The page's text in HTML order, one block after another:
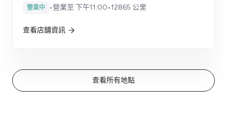
營業中 •營業至 下午11:00•12865 公里
查看店舖資訊
查看所有地點